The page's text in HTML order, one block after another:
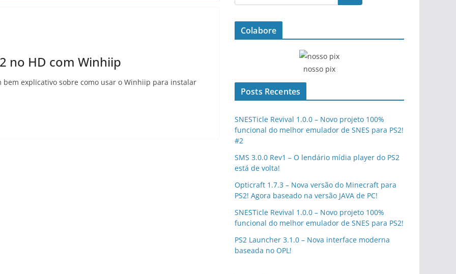
no HD com Winhiip
explicativo sobre como usar o Winhiip para instalar
Colabore
nosso pix
Posts Recentes
SNESTicle Revival 1.0.0 – Novo projeto 100%
funcional do melhor emulador de SNES para PS2!
#2
SMS 3.0.0 Rev1 – O lendário mídia player do PS2
está de volta!
Opticraft 1.7.3 – Nova versão do Minecraft para
PS2! Agora baseado na versão JAVA de PC!
SNESTicle Revival 1.0.0 – Novo projeto 100%
funcional do melhor emulador de SNES para PS2!
PS2 Launcher 3.1.0 – Nova interface moderna
baseada no OPL!